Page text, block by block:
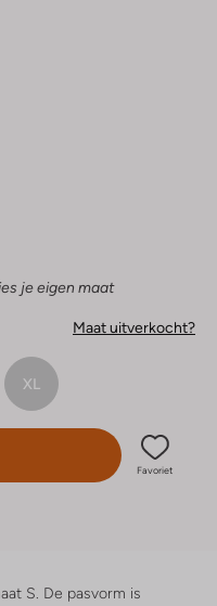
je eigen maat
Maat uitverkocht?
XL
Favoriet
S. De pasvorm is